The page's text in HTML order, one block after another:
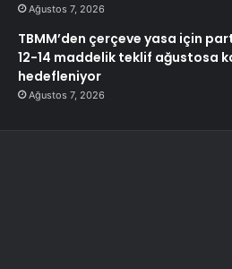
Ağustos 7, 2026
TBMM’den çerçeve yasa için
12-14 maddelik teklif ağustosa
hedefleniyor
Ağustos 7, 2026